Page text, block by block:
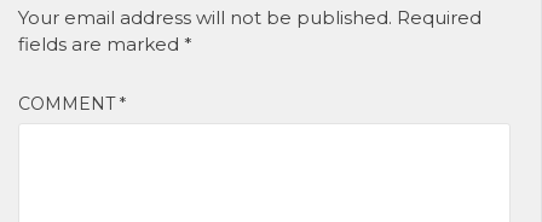
Your email address will not be published. Required
fields are marked *
COMMENT*